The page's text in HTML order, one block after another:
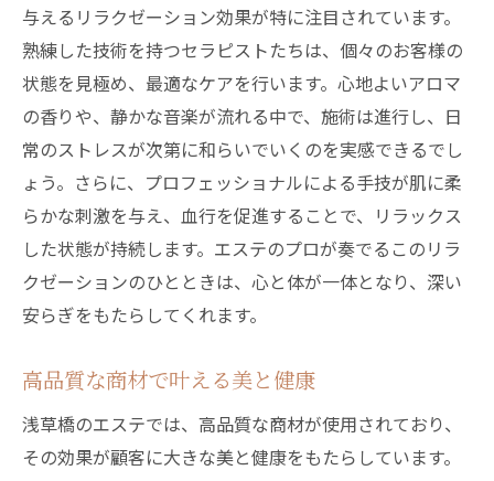
与えるリラクゼーション効果が特に注目されています。
熟練した技術を持つセラピストたちは、個々のお客様の
状態を見極め、最適なケアを行います。心地よいアロマ
の香りや、静かな音楽が流れる中で、施術は進行し、日
常のストレスが次第に和らいでいくのを実感できるでし
ょう。さらに、プロフェッショナルによる手技が肌に柔
らかな刺激を与え、血行を促進することで、リラックス
した状態が持続します。エステのプロが奏でるこのリラ
クゼーションのひとときは、心と体が一体となり、深い
安らぎをもたらしてくれます。
高品質な商材で叶える美と健康
浅草橋のエステでは、高品質な商材が使用されており、
その効果が顧客に大きな美と健康をもたらしています。